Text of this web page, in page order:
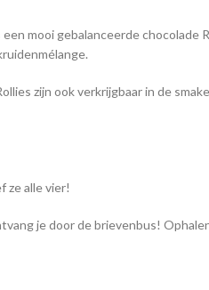
mooi gebalanceerde chocolade
zijn ook verkrijgbaar in de
ze alle vier!
je door de brievenbus!